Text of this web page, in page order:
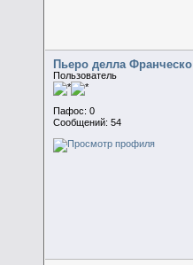
Пьеро делла Франческо
Пользователь
Пафос: 0
Сообщений: 54